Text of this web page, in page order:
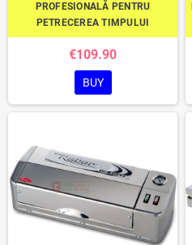
PROFESIONALĂ PENTRU
PETRECEREA TIMPULUI
€109.90
BUY